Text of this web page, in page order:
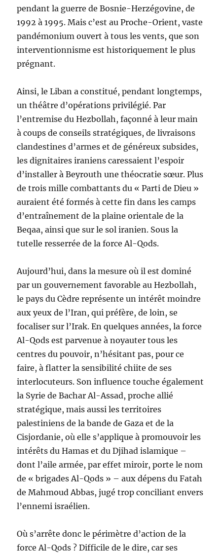
pendant la guerre de Bosnie-Herzégovine, de
1992 à 1995. Mais c’est au Proche-Orient, vaste
pandémonium ouvert à tous les vents, que son
interventionnisme est historiquement le plus
prégnant.
Ainsi, le Liban a constitué, pendant longtemps,
un théâtre d’opérations privilégié. Par
l’entremise du Hezbollah, façonné à leur main
à coups de conseils stratégiques, de livraisons
clandestines d’armes et de généreux subsides,
les dignitaires iraniens caressaient l’espoir
d’installer à Beyrouth une théocratie sœur. Plus
de trois mille combattants du « Parti de Dieu »
auraient été formés à cette fin dans les camps
d’entraînement de la plaine orientale de la
Beqaa, ainsi que sur le sol iranien. Sous la
tutelle resserrée de la force Al-Qods.
Aujourd’hui, dans la mesure où il est dominé
par un gouvernement favorable au Hezbollah,
le pays du Cèdre représente un intérêt moindre
aux yeux de l’Iran, qui préfère, de loin, se
focaliser sur l’Irak. En quelques années, la force
Al-Qods est parvenue à noyauter tous les
centres du pouvoir, n’hésitant pas, pour ce
faire, à flatter la sensibilité chiite de ses
interlocuteurs. Son influence touche également
la Syrie de Bachar Al-Assad, proche allié
stratégique, mais aussi les territoires
palestiniens de la bande de Gaza et de la
Cisjordanie, où elle s’applique à promouvoir les
intérêts du Hamas et du Djihad islamique –
dont l’aile armée, par effet miroir, porte le nom
de « brigades Al-Qods » – aux dépens du Fatah
de Mahmoud Abbas, jugé trop conciliant envers
l’ennemi israélien.
Où s’arrête donc le périmètre d’action de la
force Al-Qods ? Difficile de le dire, car ses